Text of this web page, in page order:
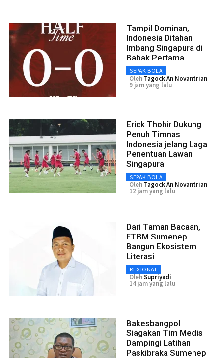
Tampil Dominan,
Indonesia Ditahan
Imbang Singapura di
Babak Pertama
SEPAK BOLA
Oleh Tagock An Novantrian
9 jam yang lalu
Erick Thohir Dukung
Penuh Timnas
Indonesia jelang Laga
Penentuan Lawan
Singapura
SEPAK BOLA
Oleh Tagock An Novantrian
12 jam yang lalu
Dari Taman Bacaan,
FTBM Sumenep
Bangun Ekosistem
Literasi
REGIONAL
OlehSupriyadi
14 jam yang lalu
Bakesbangpol
Siagakan Tim Medis
Dampingi Latihan
Paskibraka Sumenep